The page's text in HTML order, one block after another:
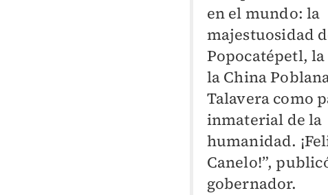
en el mundo: la
majestuosidad
Popocatépetl,
la China
Talavera como
inmaterial de la
humanidad.
Canelo!”,
gobernador.